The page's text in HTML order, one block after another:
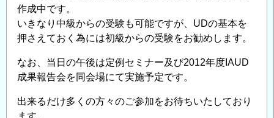
作成中です。
いきなり中級からの受験も可能ですが、UDの基本を
押さえておく為には初級からの受験をお勧めします。
なお、当日の午後は定例セミナー及び2012年度IAUD
成果報告会を同会場にて実施予定です。
出来るだけ多くの方々のご参加をお待ちいたしており
ます。